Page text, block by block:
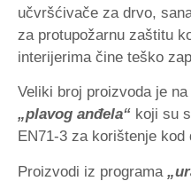
učvršćivače za drvo,
za protupožarnu zaštitu
interijerima čine teško
Veliki broj proizvoda je
„plavog anđela“ koji su
EN71-3 za korištenje
Proizvodi iz programa